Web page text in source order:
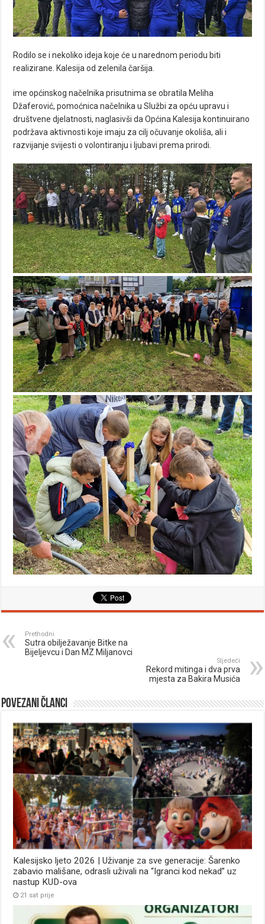
Rodilo se i nekoliko ideja koje će u narednom periodu biti
realizirane. Kalesija od zelenila čaršija.
ime općinskog načelnika prisutnima se obratila Meliha
Džaferović, pomoćnica načelnika u Službi za opću upravu i
društvene djelatnosti, naglasivši da Općina Kalesija kontinuirano
podržava aktivnosti koje imaju za cilj očuvanje okoliša, ali i
razvijanje svijesti o volontiranju i ljubavi prema prirodi.
Prethodni
Sutra obilježavanje Bitke na
Bijeljevcu i Dan MZ Miljanovci
Sljedeći
Rekord mitinga i dva prva
mjesta za Bakira Musića
Povezani članci
Kalesijsko ljeto 2026 | Uživanje za sve generacije: Šarenko
zabavio mališane, odrasli uživali na “Igranci kod nekad” uz
nastup KUD-ova
21 sat prije